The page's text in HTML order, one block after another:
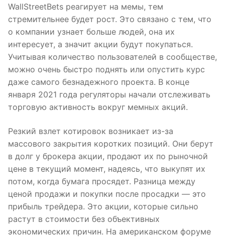
WallStreetBets реагирует на мемы, тем
стремительнее будет рост. Это связано с тем, что
о компании узнает больше людей, она их
интересует, а значит акции будут покупаться.
Учитывая количество пользователей в сообществе,
можно очень быстро поднять или опустить курс
даже самого безнадежного проекта. В конце
января 2021 года регуляторы начали отслеживать
торговую активность вокруг мемных акций.
Резкий взлет котировок возникает из-за
массового закрытия коротких позиций. Они берут
в долг у брокера акции, продают их по рыночной
цене в текущий момент, надеясь, что выкупят их
потом, когда бумага просядет. Разница между
ценой продажи и покупки после просадки — это
прибыль трейдера. Это акции, которые сильно
растут в стоимости без объективных
экономических причин. На американском форуме